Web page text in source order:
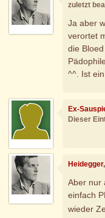
zuletzt
Ja aber
verortet
die
^^. Ist
Ex-
Dieser
Heidegger
Aber nur
einfach
wieder